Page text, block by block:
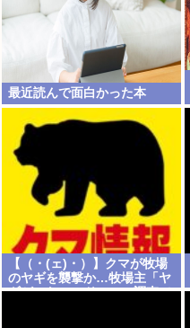
最近読んで面白かった本
【（・(ェ)・）】クマが牧場
のヤギを襲撃か…牧場主「ヤ
ギがいない」ドローン調査で